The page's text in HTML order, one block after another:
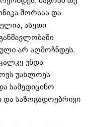
შორსაა და
ასეთი
არ აღმოჩნდეს.
უნდა
უახლოეს
სამედიცინო
და საზოგადოებრივი